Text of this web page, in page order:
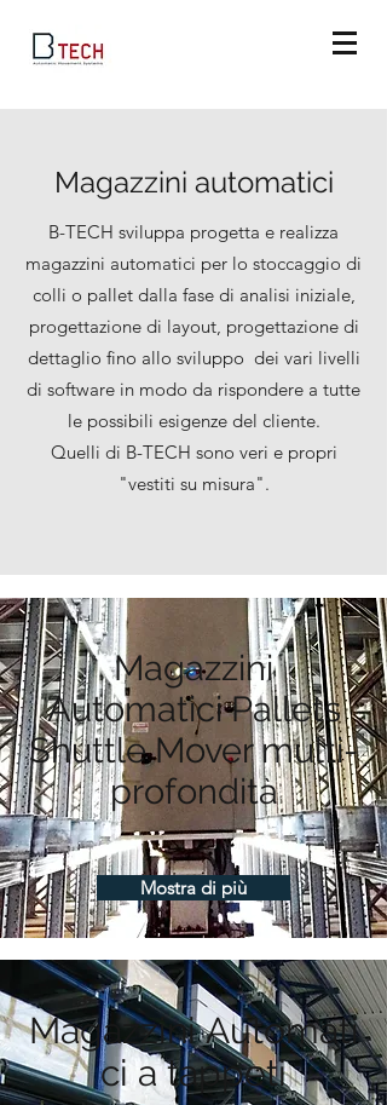
Magazzini automatici
B-TECH sviluppa progetta e realizza
magazzini automatici per lo stoccaggio di
colli o pallet dalla fase di analisi iniziale,
progettazione di layout, progettazione di
dettaglio fino allo sviluppo dei vari livelli
di software in modo da rispondere a tutte
le possibili esigenze del cliente.
Quelli di B-TECH sono veri e propri
"vestiti su misura".
Magazzini
Automatici Pallets
Shuttle Mover multi-
profondità
Mostra di più
Magazzini Automati
ci a tappeti